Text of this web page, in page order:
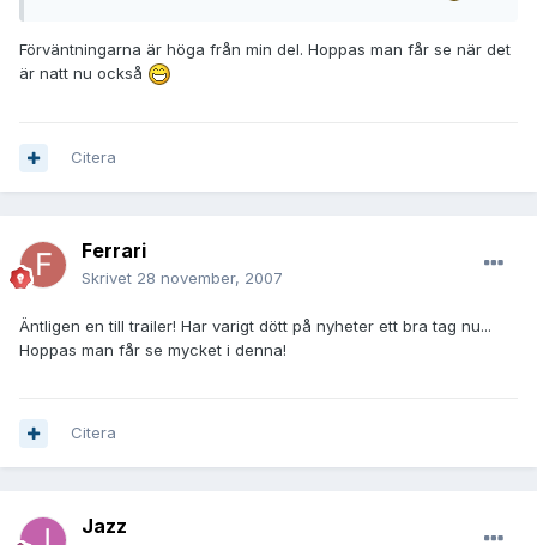
Förväntningarna är höga från min del. Hoppas man får se när det
är natt nu också
Citera
Ferrari
Skrivet 28 november, 2007
Äntligen en till trailer! Har varigt dött på nyheter ett bra tag nu...
Hoppas man får se mycket i denna!
Citera
Jazz